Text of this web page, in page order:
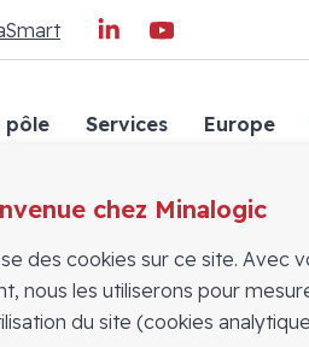
pôle Services Europe
chez Minalogic
des cookies sur ce site. Avec
nous les utiliserons pour
du site (cookies